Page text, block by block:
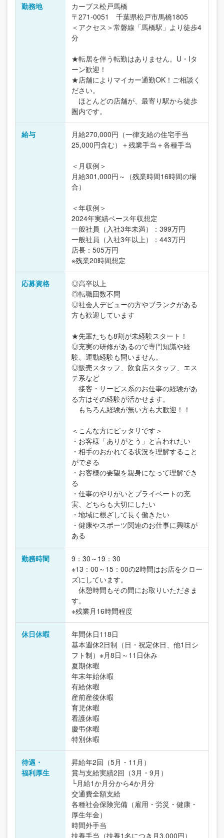
勤務地
カーブス松戸馬橋
〒271-0051 千葉県松戸市馬橋1805
＜アクセス＞常磐線「馬橋駅」より徒歩4
分
★転居を伴う転勤はありません。U・Iタ
ーン歓迎！
★店舗によりマイカー通勤OK！ご相談く
ださい。
ほとんどの店舗が、最寄り駅から徒歩
圏内です。
給与
月給270,000円（一律支給の住宅手当
25,000円含む）＋残業手当＋各種手当
＜月収例＞
月給301,000円～（残業時間16時間の場
合）
＜年収例＞
2024年実績ベース年収想定
一般社員（入社3年未満）：399万円
一般社員（入社3年以上）：443万円
店長：505万円
※残業20時間想定
応募資格
◎高卒以上
◎転職回数不問
◎社会人デビューの方やブランクがある
方も歓迎しています
★先輩たちも8割が未経験スタート！
◎充実の研修があるので専門知識や経
験、運動経験も問いません。
◎販売スタッフ、飲食店スタッフ、エス
テ系など
接客・サービス系のお仕事の経験があ
る方はその経験が活かせます。
もちろん経験が無い方も大歓迎！！
＜こんな方にピッタリです＞
・お客様「ありがとう」と言われたい
・相手のおかれてる状況を理解すること
ができる
・お客様の要望を親身になって理解でき
る
・仕事のやりがいとプライベートの充
実、どちらも大切にしたい
・地域に根ざして長く働きたい
・健康やスポーツ関連のお仕事に興味が
ある
勤務時間
9：30～19：30
※13：00～15：00の2時間はお店をクロー
ズにしています。
休憩時間もその間にお取りいただきま
す。
※残業月16時間程度
休日休暇
年間休日118日
基本週休2日制（日・祝定休日、他1日シ
フト制）※月8日～11日休み
夏期休暇
年末年始休暇
有給休暇
産前産後休暇
育児休暇
看護休暇
慶弔休暇
特別休暇
待遇・
福利厚生
昇給年2回（5月・11月）
賞与支給実績2回（3月・9月）
└月給1か月分から4か月分
交通費全額支給
各種社会保険完備（雇用・労災・健康・
厚生年金）
時間外手当
扶養手当（扶養1名につき月3,000円）